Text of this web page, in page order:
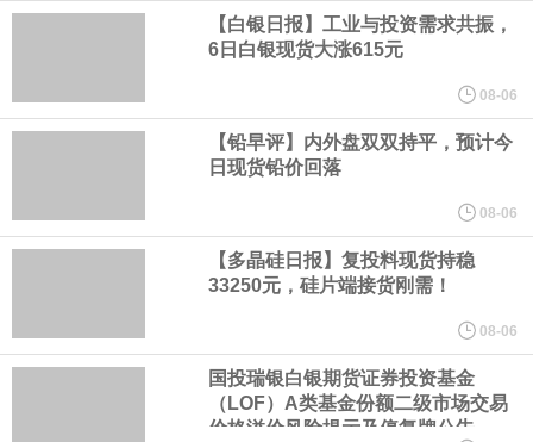
涨2.64%，镍连续跌2.62%，白银连续涨2.61%。
沙特下调了对亚洲的主要原油价格，与此同时，各方正就一项旨在
缓解霍尔木兹海峡航运压力的协议进行谈判。尽管胡塞武装的威胁
危及了经由红海向东运输原油的替代路线，但沙特方面仍下调了价
美国国会预算办公室5日发布的报告估算，美国总统特朗普要求打造
的海军全新核动力“黄金舰队”可能需要在今后数十年间支出约2750
【白银日报】工业与投资需求共振，
6日白银现货大涨615元
08-06
【铅早评】内外盘双双持平，预计今
日现货铅价回落
08-06
【多晶硅日报】复投料现货持稳
33250元，硅片端接货刚需！
08-06
国投瑞银白银期货证券投资基金
（LOF）A类基金份额二级市场交易
价格溢价风险提示及停复牌公告